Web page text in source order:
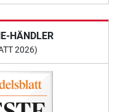
HÄNDLER
2026)